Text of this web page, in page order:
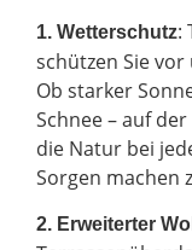
1. Wetterschutz:
schützen Sie
Ob starker
Schnee – auf
die Natur bei
Sorgen machen
2. Erweiterter